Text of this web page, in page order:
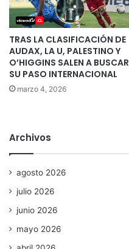
TRAS LA CLASIFICACIÓN DE
AUDAX, LA U, PALESTINO Y
O’HIGGINS SALEN A BUSCAR
SU PASO INTERNACIONAL
marzo 4, 2026
Archivos
agosto 2026
julio 2026
junio 2026
mayo 2026